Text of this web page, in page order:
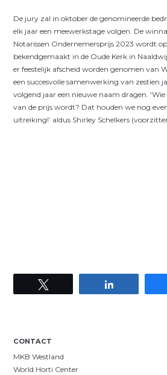
De jury zal in oktober de genomineerde
elk jaar een meewerkstage volgen. De
Notarissen Ondernemersprijs 2023 wordt
bekendgemaakt in de Oude Kerk in
er feestelijk afscheid worden genomen van
een succesvolle samenwerking van zestien
volgend jaar een nieuwe naam dragen.
van de prijs wordt? Dat houden we nog
uitreiking!’ aldus Shirley Schelkers
CONTACT
MKB Westland
World Horti Center